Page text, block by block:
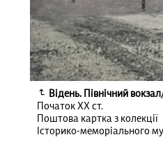
Відень. Північний
Початок ХХ ст.
Поштова картка з колекції
Історико-меморіального